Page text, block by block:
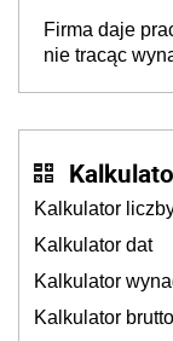
Firma daje
nie tracąc
Kalkulator
Kalkulator dat
Kalkulator
Kalkulator